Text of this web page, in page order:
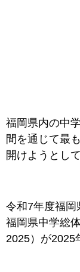
福岡県内の中
間を通じて最
開けようとし
令和7年度福岡
福岡県中学総
2025）が2025